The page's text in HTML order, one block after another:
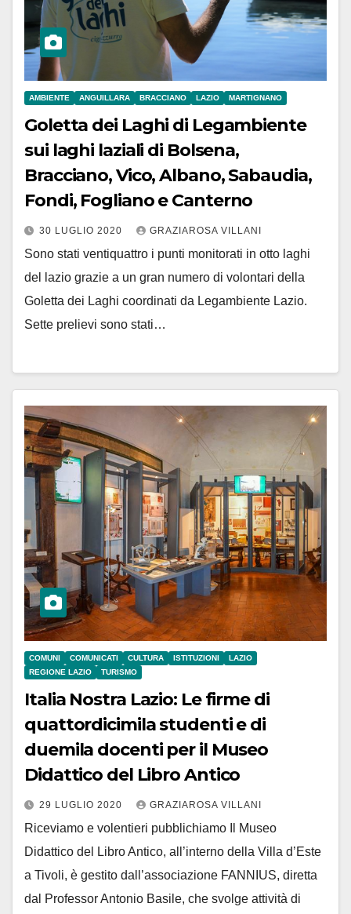
AMBIENTE ANGUILLARA BRACCIANO LAZIO MARTIGNANO
Goletta dei Laghi di Legambiente
sui laghi laziali di Bolsena,
Bracciano, Vico, Albano, Sabaudia,
Fondi, Fogliano e Canterno
30 LUGLIO 2020 GRAZIAROSA VILLANI
Sono stati ventiquattro i punti monitorati in otto laghi
del lazio grazie a un gran numero di volontari della
Goletta dei Laghi coordinati da Legambiente Lazio.
Sette prelievi sono stati…
COMUNI COMUNICATI CULTURA ISTITUZIONI
LAZIO
REGIONE LAZIO
TURISMO
Italia Nostra Lazio: Le firme di
quattordicimila studenti e di
duemila docenti per il Museo
Didattico del Libro Antico
29 LUGLIO 2020 GRAZIAROSA VILLANI
Riceviamo e volentieri pubblichiamo Il Museo
Didattico del Libro Antico, all’interno della Villa d’Este
a Tivoli, è gestito dall’associazione FANNIUS, diretta
dal Professor Antonio Basile, che svolge attività di